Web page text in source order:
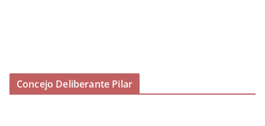
Concejo Deliberante Pilar